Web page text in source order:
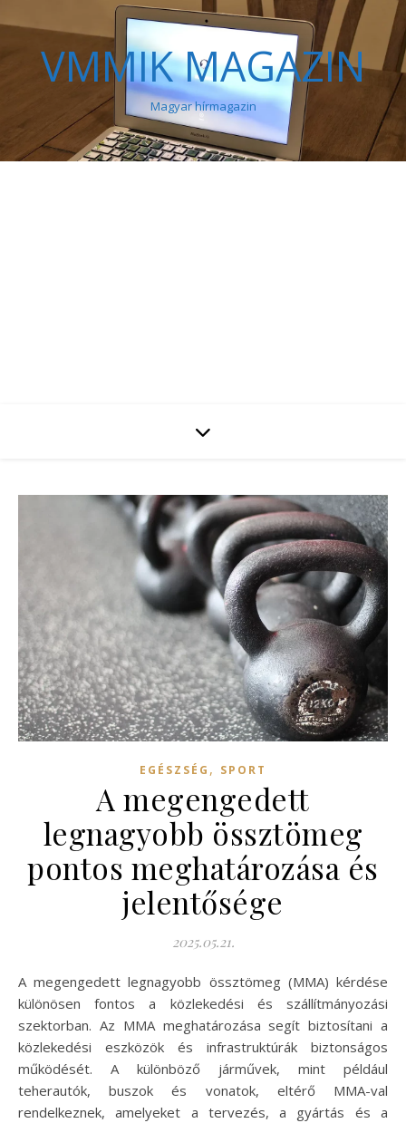
VMMIK MAGAZIN
Magyar hírmagazin
EGÉSZSÉG , SPORT
A megengedett
legnagyobb össztömeg
pontos meghatározása és
jelentősége
2025.05.21.
A megengedett legnagyobb össztömeg (MMA) kérdése
különösen fontos a közlekedési és szállítmányozási
szektorban. Az MMA meghatározása segít biztosítani a
közlekedési eszközök és infrastruktúrák biztonságos
működését. A különböző járművek, mint például
teherautók, buszok és vonatok, eltérő MMA-val
rendelkeznek, amelyeket a tervezés, a gyártás és a